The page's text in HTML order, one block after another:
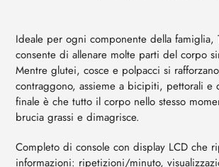
prodotto
al
tuo
carrello
Ideale per ogni componente della famiglia,
consente di allenare molte parti del corpo
Mentre glutei, cosce e polpacci si
contraggono, assieme a bicipiti, pettorali e
finale è che tutto il corpo nello stesso
brucia grassi e dimagrisce.
Completo di console con display LCD che
informazioni: ripetizioni/minuto,